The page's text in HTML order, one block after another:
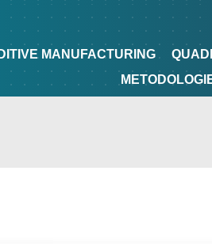
DI PROGETTAZIONE
MANUFACTURING